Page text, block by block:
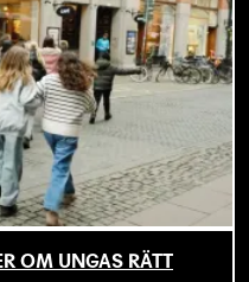
OM UNGAS RÄTT